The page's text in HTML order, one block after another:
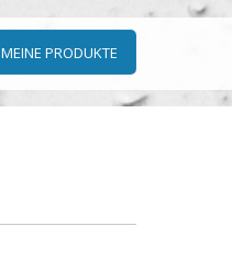
MEINE PRODUKTE